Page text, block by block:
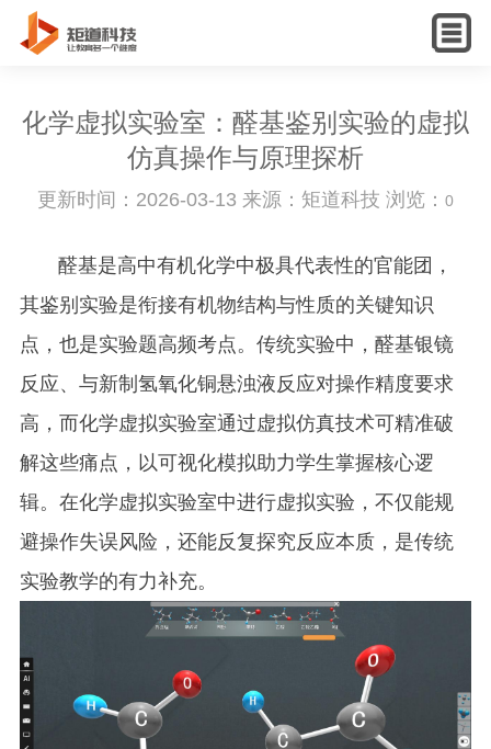
English
化学虚拟实验室：醛基鉴别实验的虚拟
仿真操作与原理探析
更新时间：2026-03-13 来源：矩道科技 浏览： 0
醛基是高中有机化学中极具代表性的官能团，
其鉴别实验是衔接有机物结构与性质的关键知识
点，也是实验题高频考点。传统实验中，醛基银镜
反应、与新制氢氧化铜悬浊液反应对操作精度要求
高，而化学虚拟实验室通过虚拟仿真技术可精准破
解这些痛点，以可视化模拟助力学生掌握核心逻
辑。在化学虚拟实验室中进行虚拟实验，不仅能规
避操作失误风险，还能反复探究反应本质，是传统
实验教学的有力补充。